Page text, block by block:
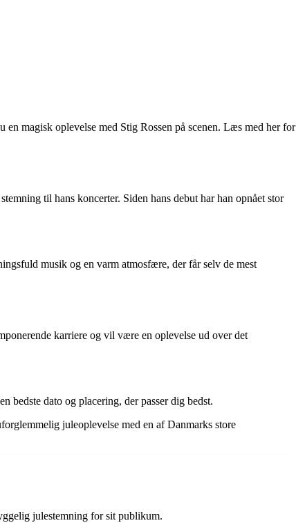
magisk oplevelse med Stig Rossen på scenen. Læs med her for
til hans koncerter. Siden hans debut har han opnået stor
musik og en varm atmosfære, der får selv de mest
karriere og vil være en oplevelse ud over det
bedste dato og placering, der passer dig bedst.
juleoplevelse med en af Danmarks store
julestemning for sit publikum.